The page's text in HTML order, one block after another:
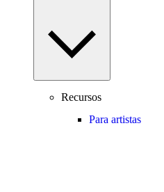
Recursos
Para artistas